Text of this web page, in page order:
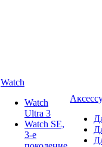
Watch
Watch
Ultra 3
Watch SE,
3-е